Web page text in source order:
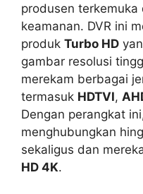
produsen terkemuka
keamanan. DVR ini
produk Turbo HD
gambar resolusi
merekam berbagai
termasuk HDTVI,
Dengan perangkat
menghubungkan
sekaligus dan
HD 4K.